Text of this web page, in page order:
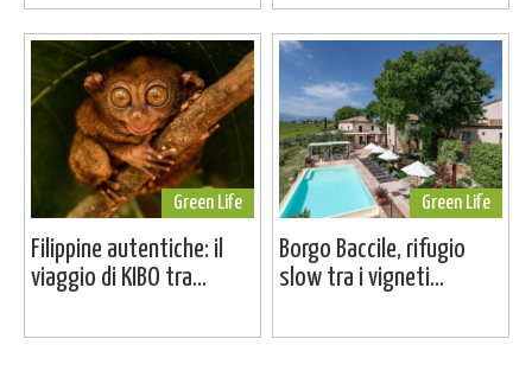
Green Life
Filippine autentiche: il
viaggio di KIBO tra...
Green Life
Borgo Baccile, rifugio
slow tra i vigneti...